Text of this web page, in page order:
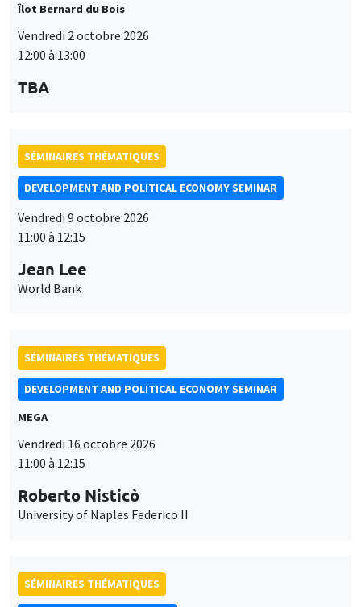
Îlot Bernard du Bois
Vendredi 2 octobre 2026
12:00 à 13:00
TBA
SÉMINAIRES THÉMATIQUES
DEVELOPMENT AND POLITICAL ECONOMY SEMINAR
Vendredi 9 octobre 2026
11:00 à 12:15
Jean Lee
World Bank
SÉMINAIRES THÉMATIQUES
DEVELOPMENT AND POLITICAL ECONOMY SEMINAR
MEGA
Vendredi 16 octobre 2026
11:00 à 12:15
Roberto Nisticò
University of Naples Federico II
SÉMINAIRES THÉMATIQUES